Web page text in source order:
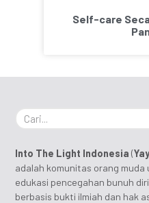
Self-care
Into The Light Indonesia (
adalah komunitas orang
edukasi pencegahan bunuh
berbasis bukti ilmiah dan hak